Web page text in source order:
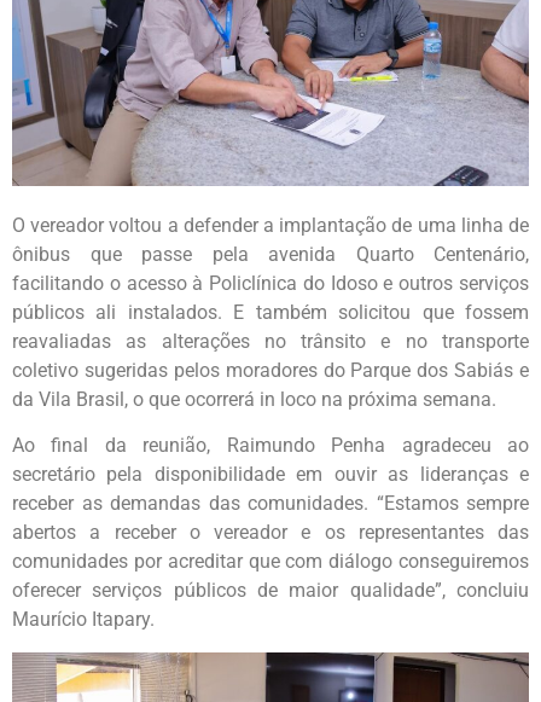
O vereador voltou a defender a implantação de uma linha de
ônibus que passe pela avenida Quarto Centenário,
facilitando o acesso à Policlínica do Idoso e outros serviços
públicos ali instalados. E também solicitou que fossem
reavaliadas as alterações no trânsito e no transporte
coletivo sugeridas pelos moradores do Parque dos Sabiás e
da Vila Brasil, o que ocorrerá in loco na próxima semana.
Ao final da reunião, Raimundo Penha agradeceu ao
secretário pela disponibilidade em ouvir as lideranças e
receber as demandas das comunidades. “Estamos sempre
abertos a receber o vereador e os representantes das
comunidades por acreditar que com diálogo conseguiremos
oferecer serviços públicos de maior qualidade”, concluiu
Maurício Itapary.